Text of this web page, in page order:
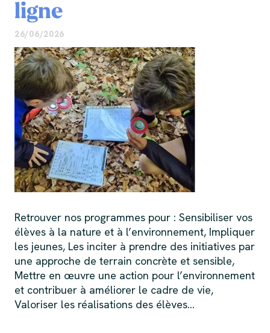
ligne
26/06/2026
Retrouver nos programmes pour : Sensibiliser vos
élèves à la nature et à l’environnement, Impliquer
les jeunes, Les inciter à prendre des initiatives par
une approche de terrain concrète et sensible,
Mettre en œuvre une action pour l’environnement
et contribuer à améliorer le cadre de vie,
Valoriser les réalisations des élèves…